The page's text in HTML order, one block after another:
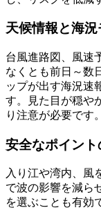
天候情報と海
台風進路図、風速
なくとも前日～数
ップが出す海況速
す。見た目が穏や
り注意が必要です。
安全なポイン
入り江や湾内、風
で波の影響を減ら
を選ぶことも有効